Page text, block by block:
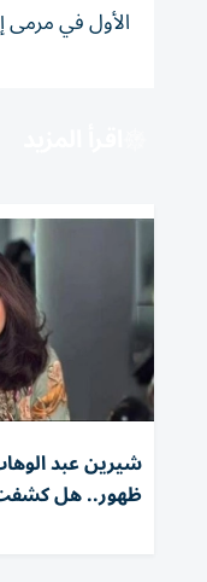
الأول في مرمى
شيرين عبد
ظهور.. هل